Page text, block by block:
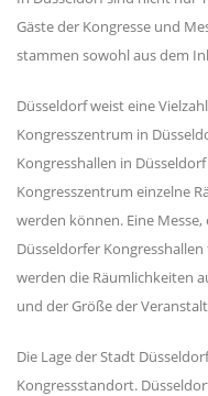
Gäste der Kongresse und
stammen sowohl aus dem
Düsseldorf weist eine
Kongresszentrum in
Kongresshallen in
Kongresszentrum einzelne
werden können. Eine
Düsseldorfer
werden die Räumlichkeiten
und der Größe der
Die Lage der Stadt
Kongressstandort.